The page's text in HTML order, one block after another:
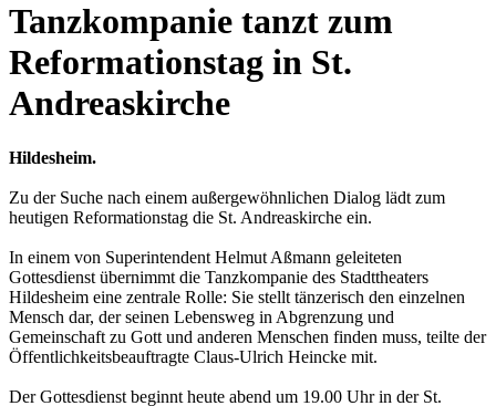
Tanzkompanie tanzt zum
Reformationstag in St.
Andreaskirche
Hildesheim.
Zu der Suche nach einem außergewöhnlichen Dialog lädt zum
heutigen Reformationstag die St. Andreaskirche ein.
In einem von Superintendent Helmut Aßmann geleiteten
Gottesdienst übernimmt die Tanzkompanie des Stadttheaters
Hildesheim eine zentrale Rolle: Sie stellt tänzerisch den einzelnen
Mensch dar, der seinen Lebensweg in Abgrenzung und
Gemeinschaft zu Gott und anderen Menschen finden muss, teilte der
Öffentlichkeitsbeauftragte Claus-Ulrich Heincke mit.
Der Gottesdienst beginnt heute abend um 19.00 Uhr in der St.